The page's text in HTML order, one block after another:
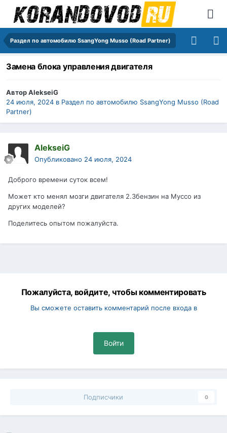
Раздел по автомобилю SsangYong Musso (Road Partner)
Замена блока управления двигателя
АвторAlekseiG
24 июля, 2024 в Раздел по автомобилю SsangYong Musso (Road
Partner)
AlekseiG
Опубликовано 24 июля, 2024
Доброго времени суток всем!
Может кто менял мозги двигателя 2.3бензин на Муссо из
других моделей?
Поделитесь опытом пожалуйста.
Пожалуйста, войдите, чтобы комментировать
Вы сможете оставить комментарий после входа в
Войти
Подписчики 0